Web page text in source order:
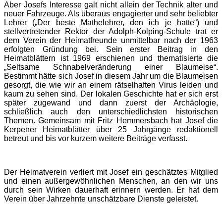
Aber Josefs Interesse galt nicht allein der Technik alter und
neuer Fahrzeuge. Als überaus engagierter und sehr beliebter
Lehrer („Der beste Mathelehrer, den ich je hatte“) und
stellvertretender Rektor der Adolph-Kolping-Schule trat er
dem Verein der Heimatfreunde unmittelbar nach der 1963
erfolgten Gründung bei. Sein erster Beitrag in den
Heimatblättern ist 1969 erschienen und thematisierte die
„Seltsame Schnabelveränderung einer Blaumeise“.
Bestimmt hätte sich Josef in diesem Jahr um die Blaumeisen
gesorgt, die wie wir an einem rätselhaften Virus leiden und
kaum zu sehen sind. Der lokalen Geschichte hat er sich erst
später zugewand und dann zuerst der Archäologie,
schließlich auch den unterschiedlichsten historischen
Themen. Gemeinsam mit Fritz Hemmersbach hat Josef die
Kerpener Heimatblätter über 25 Jahrgänge redaktionell
betreut und bis vor kurzem weitere Beiträge verfasst.
Der Heimatverein verliert mit Josef ein geschätztes Mitglied
und einen außergewöhnlichen Menschen, an den wir uns
durch sein Wirken dauerhaft erinnern werden. Er hat dem
Verein über Jahrzehnte unschätzbare Dienste geleistet.